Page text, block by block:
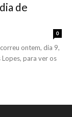
de
0
ontem, dia 9,
para ver os